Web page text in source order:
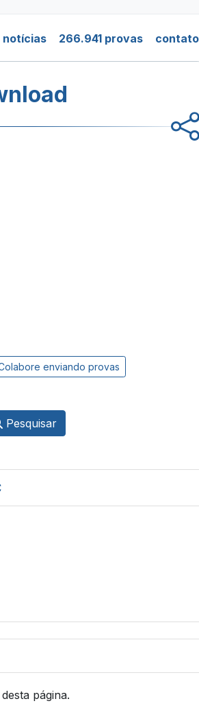
notícias 266.941 provas contato
enviando provas
Pesquisar
página.